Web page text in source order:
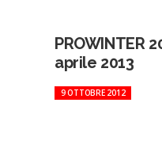
PROWINTER
aprile 2013
9 OTTOBRE 2012